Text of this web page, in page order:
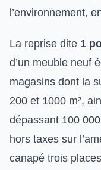
l’environnement,
La reprise dite 1
d’un meuble neuf
magasins dont la
200 et 1000 m²,
dépassant 100
hors taxes sur
canapé trois